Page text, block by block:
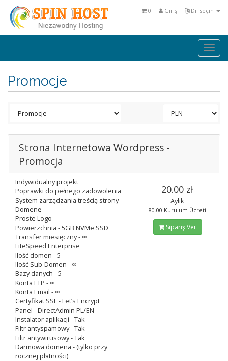
Dil seçin
Giriş
0
Promocje
Strona Internetowa Wordpress -
Promocja
Indywidualny projekt
Poprawki do pełnego zadowolenia
System zarządzania treścią strony
Domenę
Proste Logo
Powierzchnia - 5GB NVMe SSD
Transfer miesięczny - ∞
LiteSpeed Enterprise
Ilość domen - 5
Ilość Sub-Domen - ∞
Bazy danych - 5
Konta FTP - ∞
Konta Email - ∞
Certyfikat SSL - Let’s Encrypt
Panel - DirectAdmin PL/EN
Instalator aplikacji - Tak
Filtr antyspamowy - Tak
Filtr antywirusowy - Tak
Darmowa domena - (tylko przy
rocznej płatności)
20.00 zł
Aylık
80.00 Kurulum Ücreti
Sipariş Ver